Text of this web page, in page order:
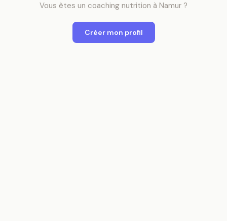
Vous êtes un coaching nutrition à Namur ?
Créer mon profil